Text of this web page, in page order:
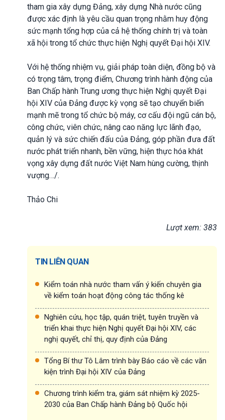
tham gia xây dựng Đảng, xây dựng Nhà nước cũng
được xác định là yêu cầu quan trọng nhằm huy động
sức mạnh tổng hợp của cả hệ thống chính trị và toàn
xã hội trong tổ chức thực hiện Nghị quyết Đại hội XIV.
Với hệ thống nhiệm vụ, giải pháp toàn diện, đồng bộ và
có trọng tâm, trọng điểm, Chương trình hành động của
Ban Chấp hành Trung ương thực hiện Nghị quyết Đại
hội XIV của Đảng được kỳ vọng sẽ tạo chuyển biến
mạnh mẽ trong tổ chức bộ máy, cơ cấu đội ngũ cán bộ,
công chức, viên chức, nâng cao năng lực lãnh đạo,
quản lý và sức chiến đấu của Đảng, góp phần đưa đất
nước phát triển nhanh, bền vững, hiện thực hóa khát
vọng xây dựng đất nước Việt Nam hùng cường, thịnh
vượng…/.
Thảo Chi
Lượt xem: 383
TIN LIÊN QUAN
Kiểm toán nhà nước tham vấn ý kiến chuyên gia
về kiểm toán hoạt động công tác thống kê
Nghiên cứu, học tập, quán triệt, tuyên truyền và
triển khai thực hiện Nghị quyết Đại hội XIV, các
nghị quyết, chỉ thị, quy định của Đảng
Tổng Bí thư Tô Lâm trình bày Báo cáo về các văn
kiện trình Đại hội XIV của Đảng
Chương trình kiểm tra, giám sát nhiệm kỳ 2025-
2030 của Ban Chấp hành Đảng bộ Quốc hội